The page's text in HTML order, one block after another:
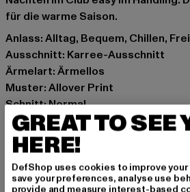
für die warme Saison.
Anlass: Alltag, Bequem, Chillen,
Ausschnitt: Karree-Ausschnitt
Ärmelart: Ärmellos
Muster: Allover Print
Schnitt: Normal
Marke: Cloud5ive
Kat.: Bekleidung
Farbe: schwarz, beige
Hersteller Farbe: white
Materialzusammensetzung: 95%
GREAT TO SEE
HERE!
DefShop uses cookies to improve
save your preferences, analyse use
provide and measure interest-based